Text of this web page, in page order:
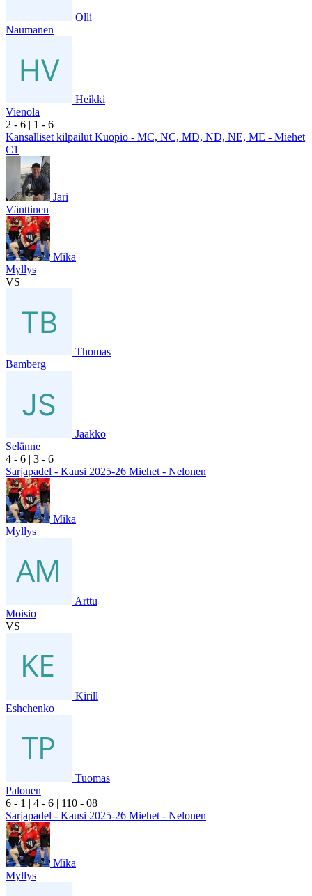
Olli
Naumanen
Heikki
Vienola
2 - 6 | 1 - 6
Kansalliset kilpailut Kuopio - MC, NC, MD, ND, NE, ME - Miehet
C1
Jari
Vänttinen
Mika
Myllys
VS
Thomas
Bamberg
Jaakko
Selänne
4 - 6 | 3 - 6
Sarjapadel - Kausi 2025-26 Miehet - Nelonen
Mika
Myllys
Arttu
Moisio
VS
Kirill
Eshchenko
Tuomas
Palonen
6 - 1 | 4 - 6 | 110 - 08
Sarjapadel - Kausi 2025-26 Miehet - Nelonen
Mika
Myllys